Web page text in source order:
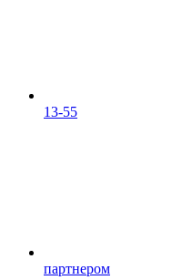
13-55
партнером